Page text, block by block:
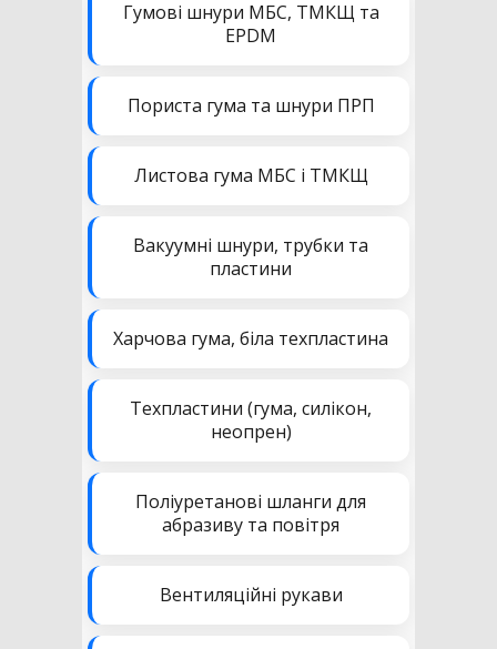
Гумові шнури МБС, ТМКЩ та
EPDM
Пориста гума та шнури ПРП
Листова гума МБС і ТМКЩ
Вакуумні шнури, трубки та
пластини
Харчова гума, біла техпластина
Техпластини (гума, силікон,
неопрен)
Поліуретанові шланги для
абразиву та повітря
Вентиляційні рукави